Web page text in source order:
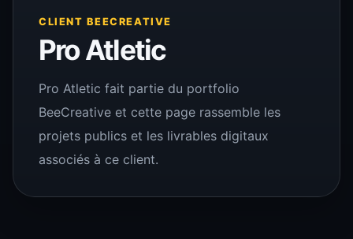
CLIENT BEECREATIVE
Pro Atletic
Pro Atletic fait partie du portfolio
BeeCreative et cette page rassemble les
projets publics et les livrables digitaux
associés à ce client.